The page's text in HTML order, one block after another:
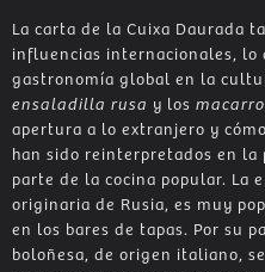
La carta de la Cuixa Daurada
influencias internacionales,
gastronomía global en la
ensaladilla rusa y los
apertura a lo extranjero y
han sido reinterpretados en
parte de la cocina popular. La
originaria de Rusia, es muy
en los bares de tapas. Por su
boloñesa, de origen italiano,